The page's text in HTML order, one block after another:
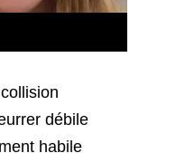
débile
habile